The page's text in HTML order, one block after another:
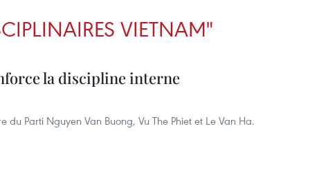
VIETNAM"
la discipline interne
du Parti Nguyen Van Buong, Vu The Phiet et Le Van Ha.